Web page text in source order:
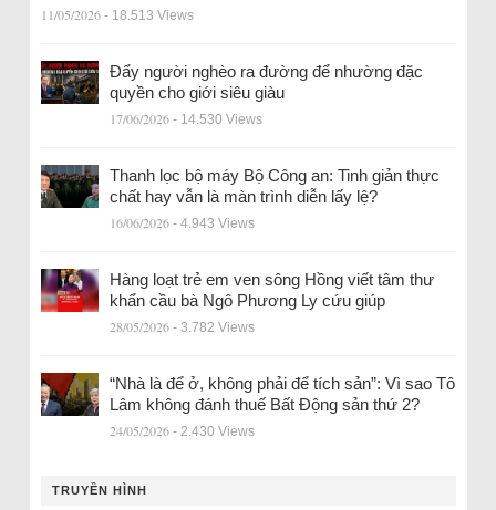
11/05/2026 - 18.513 Views
Đẩy người nghèo ra đường để nhường đặc
quyền cho giới siêu giàu
17/06/2026 - 14.530 Views
Thanh lọc bộ máy Bộ Công an: Tinh giản thực
chất hay vẫn là màn trình diễn lấy lệ?
16/06/2026 - 4.943 Views
Hàng loạt trẻ em ven sông Hồng viết tâm thư
khẩn cầu bà Ngô Phương Ly cứu giúp
28/05/2026 - 3.782 Views
“Nhà là để ở, không phải để tích sản”: Vì sao Tô
Lâm không đánh thuế Bất Động sản thứ 2?
24/05/2026 - 2.430 Views
TRUYỀN HÌNH